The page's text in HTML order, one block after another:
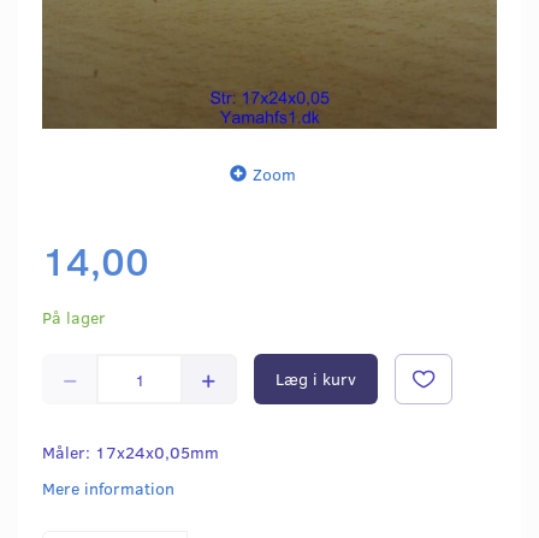
Zoom
14,00
På lager
Læg i kurv
Måler: 17x24x0,05mm
Mere information